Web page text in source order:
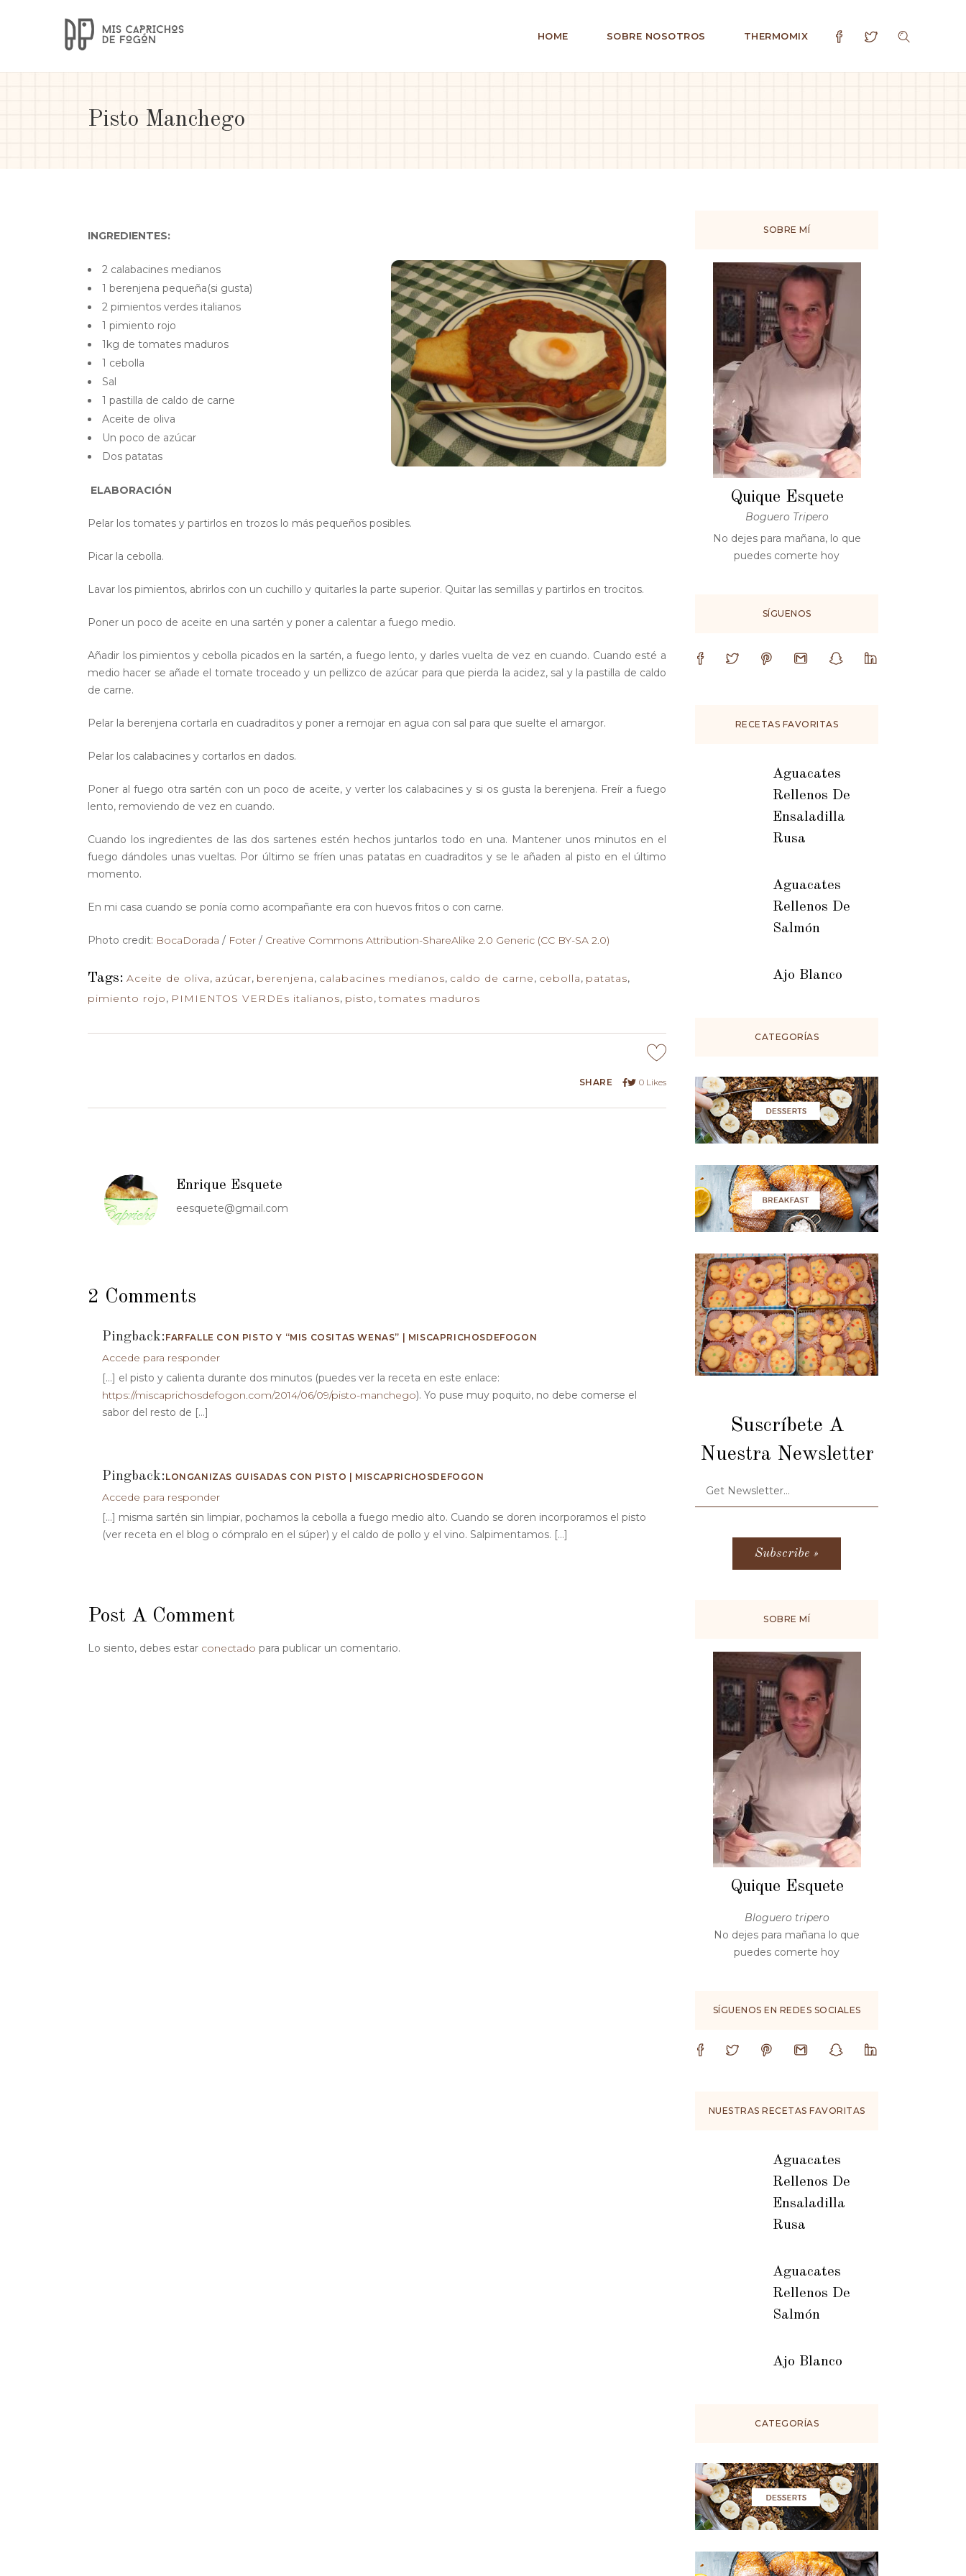
HOME SOBRE NOSOTROS THERMOMIX
Pisto Manchego
INGREDIENTES:
2 calabacines medianos
1 berenjena pequeña(si gusta)
2 pimientos verdes italianos
1 pimiento rojo
1kg de tomates maduros
1 cebolla
Sal
1 pastilla de caldo de carne
Aceite de oliva
Un poco de azúcar
Dos patatas
ELABORACIÓN
Pelar los tomates y partirlos en trozos lo más pequeños posibles.
Picar la cebolla.
Lavar los pimientos, abrirlos con un cuchillo y quitarles la parte superior. Quitar las semillas y partirlos en trocitos.
Poner un poco de aceite en una sartén y poner a calentar a fuego medio.
Añadir los pimientos y cebolla picados en la sartén, a fuego lento, y darles vuelta de vez en cuando. Cuando esté a
medio hacer se añade el tomate troceado y un pellizco de azúcar para que pierda la acidez, sal y la pastilla de caldo
de carne.
Pelar la berenjena cortarla en cuadraditos y poner a remojar en agua con sal para que suelte el amargor.
Pelar los calabacines y cortarlos en dados.
Poner al fuego otra sartén con un poco de aceite, y verter los calabacines y si os gusta la berenjena. Freír a fuego
lento, removiendo de vez en cuando.
Cuando los ingredientes de las dos sartenes estén hechos juntarlos todo en una. Mantener unos minutos en el
fuego dándoles unas vueltas. Por último se fríen unas patatas en cuadraditos y se le añaden al pisto en el último
momento.
En mi casa cuando se ponía como acompañante era con huevos fritos o con carne.
Photo credit: BocaDorada / Foter / Creative Commons Attribution-ShareAlike 2.0 Generic (CC BY-SA 2.0)
Tags: Aceite de oliva, azúcar, berenjena, calabacines medianos, caldo de carne, cebolla, patatas,
pimiento rojo, PIMIENTOS VERDEs italianos, pisto,tomates maduros
SHARE 0 Likes
Enrique Esquete
eesquete@gmail.com
2 Comments
Pingback: FARFALLE CON PISTO Y “MIS COSITAS WENAS” | MISCAPRICHOSDEFOGON
Accede para responder
[…] el pisto y calienta durante dos minutos (puedes ver la receta en este enlace:
https://miscaprichosdefogon.com/2014/06/09/pisto-manchego). Yo puse muy poquito, no debe comerse el
sabor del resto de […]
Pingback: LONGANIZAS GUISADAS CON PISTO | MISCAPRICHOSDEFOGON
Accede para responder
[…] misma sartén sin limpiar, pochamos la cebolla a fuego medio alto. Cuando se doren incorporamos el pisto
(ver receta en el blog o cómpralo en el súper) y el caldo de pollo y el vino. Salpimentamos. […]
Post A Comment
Lo siento, debes estar conectado para publicar un comentario.
SOBRE MÍ
Quique Esquete
Boguero Tripero
No dejes para mañana, lo que
puedes comerte hoy
SÍGUENOS
RECETAS FAVORITAS
Aguacates
Rellenos De
Ensaladilla
Rusa
Aguacates
Rellenos De
Salmón
Ajo Blanco
CATEGORÍAS
Suscríbete A
Nuestra Newsletter
SOBRE MÍ
Quique Esquete
Bloguero tripero
No dejes para mañana lo que
puedes comerte hoy
SÍGUENOS EN REDES SOCIALES
NUESTRAS RECETAS FAVORITAS
Aguacates
Rellenos De
Ensaladilla
Rusa
Aguacates
Rellenos De
Salmón
Ajo Blanco
CATEGORÍAS